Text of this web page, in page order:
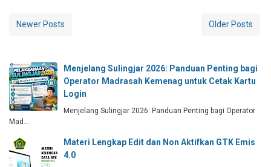
Newer Posts Older Posts
Menjelang Sulingjar 2026: Panduan Penting bagi
Operator Madrasah Kemenag untuk Cetak Kartu
Login
Menjelang Sulingjar 2026: Panduan Penting bagi Operator
Mad…
Materi Lengkap Edit dan Non Aktifkan GTK Emis
4.0